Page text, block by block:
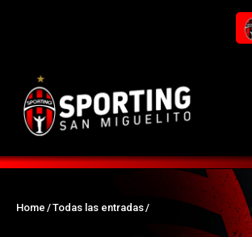
Home Todas las entradas
NUESTRO CLUB
Noticias
Responsabilidad Social